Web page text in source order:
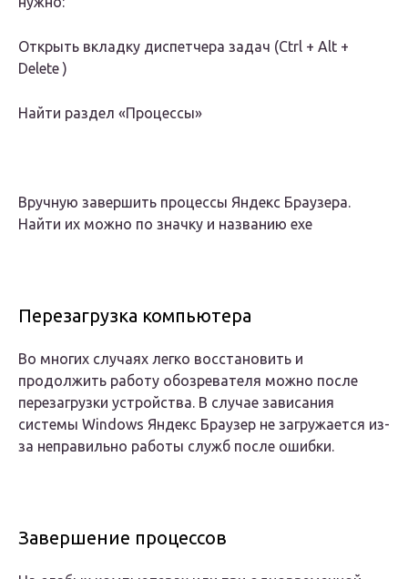
Открыть вкладку диспетчера задач (Ctrl + Alt +
Delete )
Найти раздел «Процессы»
Вручную завершить процессы Яндекс Браузера.
Найти их можно по значку и названию exe
Перезагрузка компьютера
Во многих случаях легко восстановить и
продолжить работу обозревателя можно после
перезагрузки устройства. В случае зависания
системы Windows Яндекс Браузер не загружается из-
за неправильно работы служб после ошибки.
Завершение процессов